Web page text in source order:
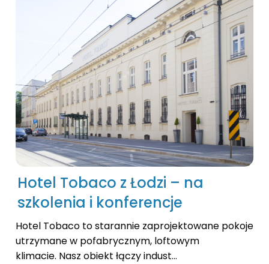
Hotel Tobaco z Łodzi – na
szkolenia i konferencje
Hotel Tobaco to starannie zaprojektowane pokoje
utrzymane w pofabrycznym, loftowym
klimacie. Nasz obiekt łączy indust...